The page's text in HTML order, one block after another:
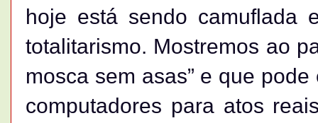
hoje está sendo camuflada
totalitarismo. Mostremos ao
mosca sem asas” e que
computadores para atos